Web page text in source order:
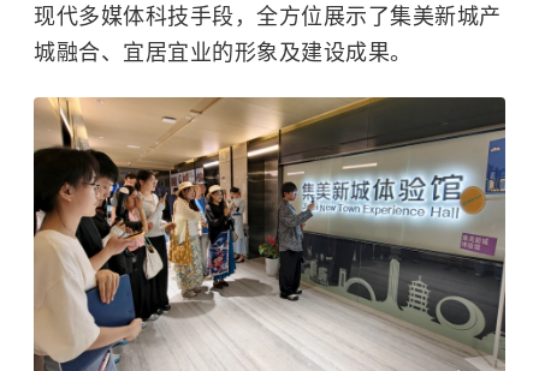
现代多媒体科技手段，全方位展示了集美新城产
城融合、宜居宜业的形象及建设成果。